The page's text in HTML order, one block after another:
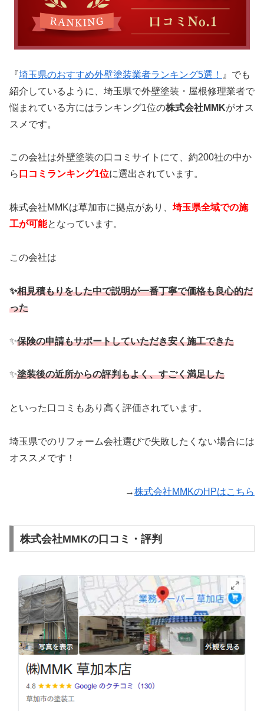
『埼玉県のおすすめ外壁塗装業者ランキング5選！
』でも
紹介しているように、埼玉県で外壁塗装・屋根修理業者で
悩まれている方にはランキング1位の株式会社MMKがオス
スメです。
この会社は外壁塗装の口コミサイトにて、約200社の中か
ら 口コミランキング1位に選出されています。
株式会社MMKは草加市に拠点があり、 埼玉県全域での施
工が可能となっています。
この会社は
✨相見積もりをした中で説明が一番丁寧で価格も良心的だ
った
✨保険の申請もサポートしていただき安く施工できた
✨塗装後の近所からの評判もよく、すごく満足した
といった口コミもあり高く評価されています。
埼玉県でのリフォーム会社選びで失敗したくない場合には
オススメです！
→株式会社MMKのHPはこちら
株式会社MMKの口コミ・評判